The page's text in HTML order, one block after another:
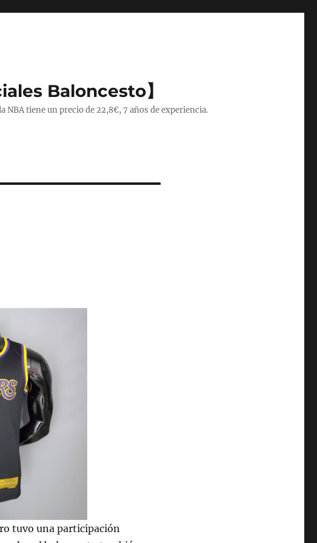
Baloncesto】
NBA tiene un precio de 22,8€, 7 años de experiencia.
tuvo una participación